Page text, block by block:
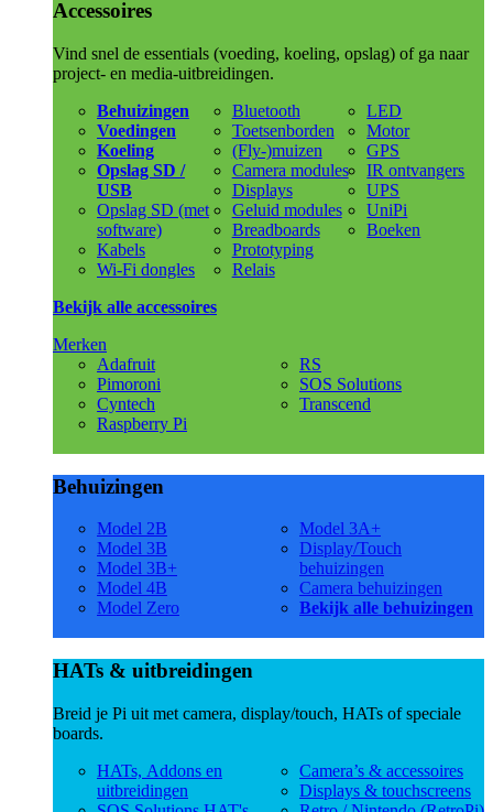
Accessoires
Vind snel de essentials (voeding, koeling, opslag) of ga naar
project- en media-uitbreidingen.
Behuizingen
Voedingen
Koeling
Opslag SD /
USB
Opslag SD (met
software)
Kabels
Wi-Fi dongles
Bluetooth
Toetsenborden
(Fly-)muizen
Camera modules
Displays
Geluid modules
Breadboards
Prototyping
Relais
LED
Motor
GPS
IR ontvangers
UPS
UniPi
Boeken
Bekijk alle accessoires
Merken
Adafruit
Pimoroni
Cyntech
Raspberry Pi
RS
SOS Solutions
Transcend
Behuizingen
Model 2B
Model 3B
Model 3B+
Model 4B
Model Zero
Model 3A+
Display/Touch
behuizingen
Camera behuizingen
Bekijk alle behuizingen
HATs & uitbreidingen
Breid je Pi uit met camera, display/touch, HATs of speciale
boards.
HATs, Addons en
uitbreidingen
Camera’s & accessoires
Displays & touchscreens